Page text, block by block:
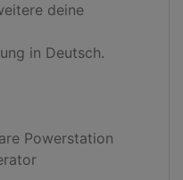
deine
in Deutsch.
Powerstation